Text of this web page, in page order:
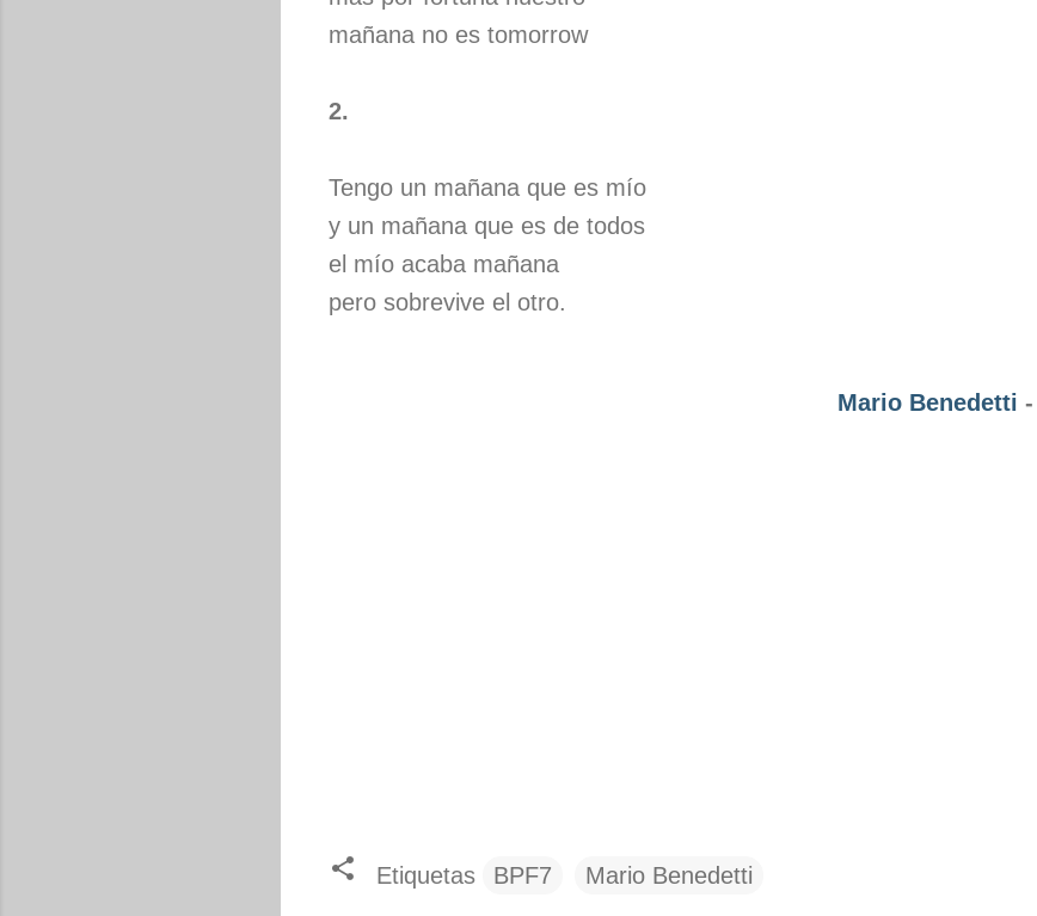
mañana no es tomorrow
2.
Tengo un mañana que es mío
y un mañana que es de todos
el mío acaba mañana
pero sobrevive el otro.
Mario Benedetti -
Etiquetas BPF7 Mario Benedetti